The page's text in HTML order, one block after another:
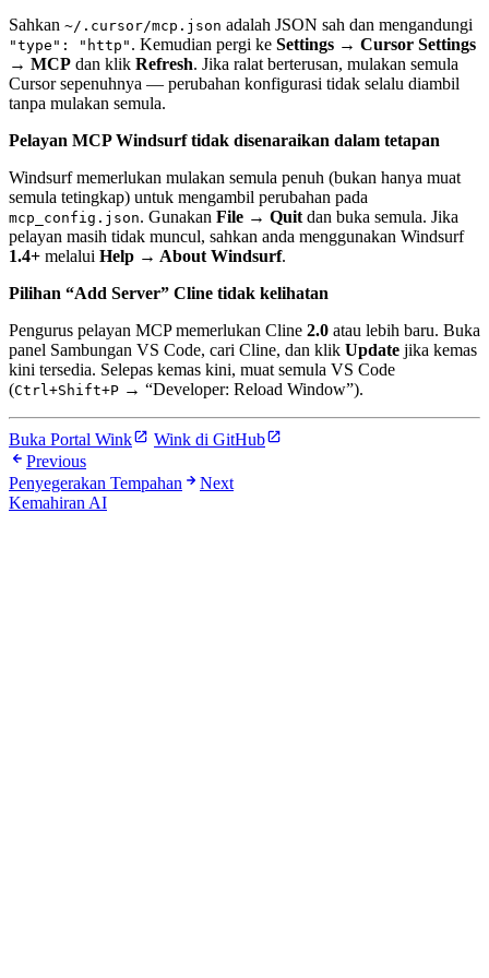
Sahkan ~/.cursor/mcp.json adalah JSON sah dan mengandungi
"type": "http" . Kemudian pergi ke Settings → Cursor Settings
→ MCP dan klik Refresh. Jika ralat berterusan, mulakan semula
Cursor sepenuhnya — perubahan konfigurasi tidak selalu diambil
tanpa mulakan semula.
Pelayan MCP Windsurf tidak disenaraikan dalam tetapan
Windsurf memerlukan mulakan semula penuh (bukan hanya muat
semula tetingkap) untuk mengambil perubahan pada
mcp_config.json. Gunakan File → Quit dan buka semula. Jika
pelayan masih tidak muncul, sahkan anda menggunakan Windsurf
1.4+ melalui Help → About Windsurf.
Pilihan “Add Server” Cline tidak kelihatan
Pengurus pelayan MCP memerlukan Cline 2.0 atau lebih baru. Buka
panel Sambungan VS Code, cari Cline, dan klik Update jika kemas
kini tersedia. Selepas kemas kini, muat semula VS Code
(Ctrl+Shift+P → “Developer: Reload Window”).
Buka Portal Wink
Wink di GitHub
Previous
Penyegerakan Tempahan
Next
Kemahiran AI